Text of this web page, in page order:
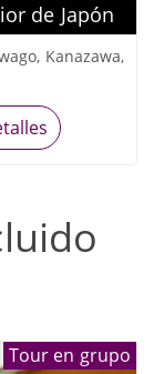
de Japón
Kanazawa,
Tour en grupo